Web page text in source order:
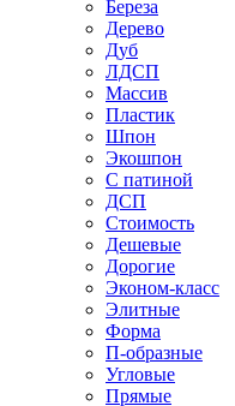
Береза
Дерево
Дуб
ЛДСП
Массив
Пластик
Шпон
Экошпон
С патиной
ДСП
Стоимость
Дешевые
Дорогие
Эконом-класс
Элитные
Форма
П-образные
Угловые
Прямые